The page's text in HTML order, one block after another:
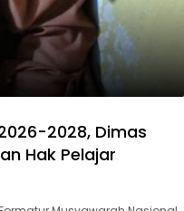
2028, Dimas
Hak Pelajar